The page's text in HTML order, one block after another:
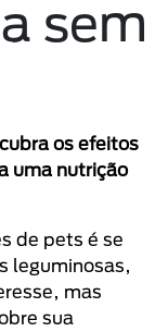
sem
os efeitos
uma nutrição
de pets é se
leguminosas,
mas
sua